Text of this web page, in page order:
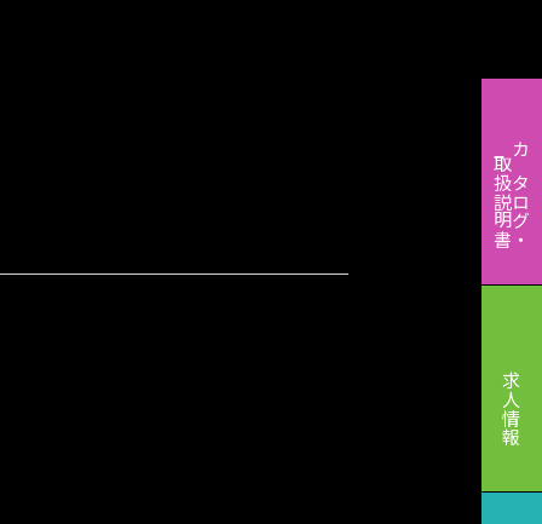
カタログ・
取扱説明書
求人情報